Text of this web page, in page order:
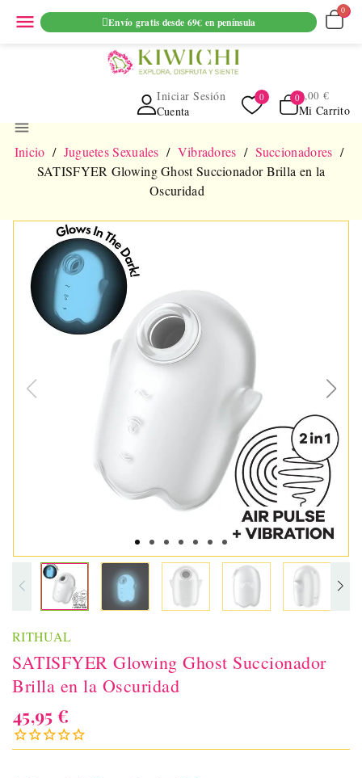
ENVIO GRATUITO EN PEDIDOS SUPERIORES A 69€ EN
PENINSULA
Cuenta
Iniciar Sesión
Mi Carrito
0,00 €
menu
Inicio Juguetes Sexuales Vibradores
Succionadores
SATISFYER Glowing Ghost Succionador Brilla en la
Oscuridad
RITHUAL
SATISFYER Glowing Ghost Succionador
Brilla en la Oscuridad
45,95 €
menu Envío gratis desde 69€ en península